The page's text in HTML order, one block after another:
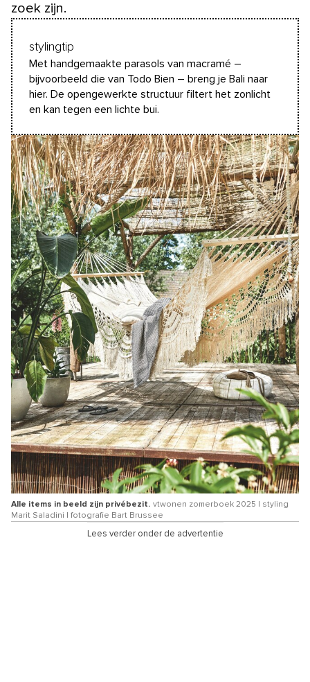
zoek zijn.
stylingtip
Met handgemaakte parasols van macramé –
bijvoorbeeld die van Todo Bien – breng je Bali naar
hier. De opengewerkte structuur filtert het zonlicht
en kan tegen een lichte bui.
Alle items in beeld zijn privébezit. vtwonen zomerboek 2025 | styling
Marit Saladini | fotografie Bart Brussee
Lees verder onder de advertentie